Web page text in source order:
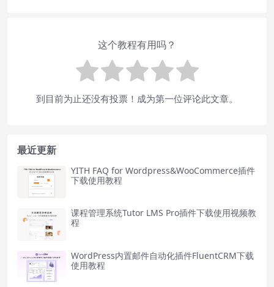
这个教程有用吗？
到目前为止还没有投票！成为第一位评论此文章。
最近更新
YITH FAQ for Wordpress&WooCommerce插件
下载使用教程
课程管理系统Tutor LMS Pro插件下载使用视频教
程
WordPress内置邮件自动化插件FluentCRM下载
使用教程